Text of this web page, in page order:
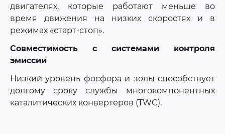
двигателях, которые работают меньше во
время движения на низких скоростях и в
режимах «старт-стоп».
Совместимость с системами контроля
эмиссии
Низкий уровень фосфора и золы способствует
долгому сроку службы многокомпонентных
каталитических конвертеров (TWC).